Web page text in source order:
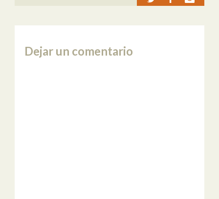
Dejar un comentario